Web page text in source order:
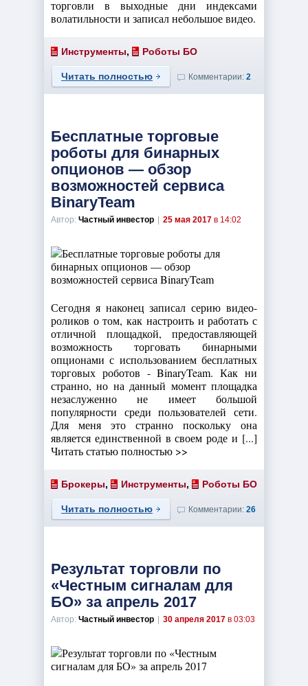
торговли в выходные дни индексами
волатильности и записал небольшое видео.
Инструменты, Роботы БО
Читать полностью Комментарии: 2
Бесплатные торговые
роботы для бинарных
опционов — обзор
возможностей сервиса
BinaryTeam
Автор: Частный инвестор 25 мая 2017 в 14:02
Сегодня я наконец записал серию видео-
роликов о том, как настроить и работать с
отличной площадкой, предоставляющей
возможность торговать бинарными
опционами с использованием бесплатных
торговых роботов - BinaryTeam. Как ни
странно, но на данный момент площадка
незаслуженно не имеет большой
популярности среди пользователей сети.
Для меня это странно поскольку она
является единственной в своем роде и [...]
Читать статью полностью >>
Брокеры, Инструменты, Роботы БО
Читать полностью Комментарии: 26
Результат торговли по
«Честным сигналам для
БО» за апрель 2017
Автор: Частный инвестор 30 апреля 2017 в 03:03